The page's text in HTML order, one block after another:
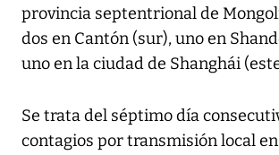
provincia septentrional de
dos en Cantón (sur), uno en
uno en la ciudad de Shanghái
Se trata del séptimo día
contagios por transmisión local en